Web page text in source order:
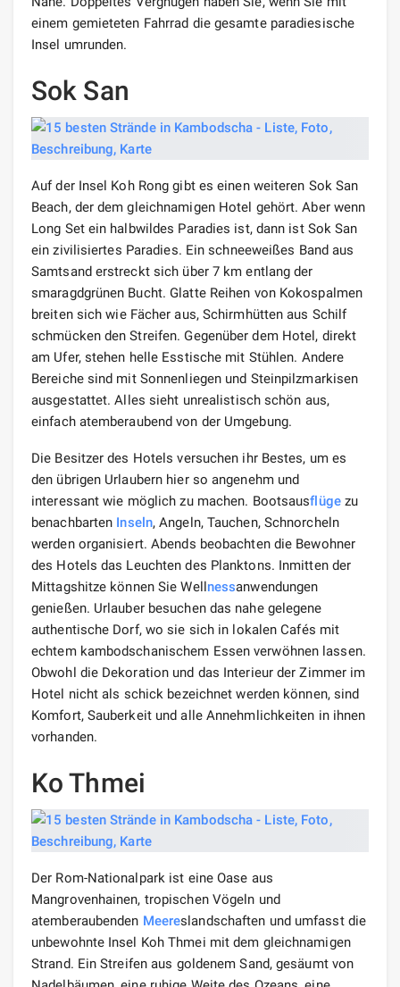
einem gemieteten Fahrrad die gesamte paradiesische
Insel umrunden.
Sok San
Auf der Insel Koh Rong gibt es einen weiteren Sok San
Beach, der dem gleichnamigen Hotel gehört. Aber wenn
Long Set ein halbwildes Paradies ist, dann ist Sok San
ein zivilisiertes Paradies. Ein schneeweißes Band aus
Samtsand erstreckt sich über 7 km entlang der
smaragdgrünen Bucht. Glatte Reihen von Kokospalmen
breiten sich wie Fächer aus, Schirmhütten aus Schilf
schmücken den Streifen. Gegenüber dem Hotel, direkt
am Ufer, stehen helle Esstische mit Stühlen. Andere
Bereiche sind mit Sonnenliegen und Steinpilzmarkisen
ausgestattet. Alles sieht unrealistisch schön aus,
einfach atemberaubend von der Umgebung.
Die Besitzer des Hotels versuchen ihr Bestes, um es
den übrigen Urlaubern hier so angenehm und
interessant wie möglich zu machen. Bootsausflügezu
benachbarten Inseln, Angeln, Tauchen, Schnorcheln
werden organisiert. Abends beobachten die Bewohner
des Hotels das Leuchten des Planktons. Inmitten der
Mittagshitze können Sie Wellnessanwendungen
genießen. Urlauber besuchen das nahe gelegene
authentische Dorf, wo sie sich in lokalen Cafés mit
echtem kambodschanischem Essen verwöhnen lassen.
Obwohl die Dekoration und das Interieur der Zimmer im
Hotel nicht als schick bezeichnet werden können, sind
Komfort, Sauberkeit und alle Annehmlichkeiten in ihnen
vorhanden.
Ko Thmei
Der Rom-Nationalpark ist eine Oase aus
Mangrovenhainen, tropischen Vögeln und
atemberaubenden Meereslandschaften und umfasst die
unbewohnte Insel Koh Thmei mit dem gleichnamigen
Strand. Ein Streifen aus goldenem Sand, gesäumt von